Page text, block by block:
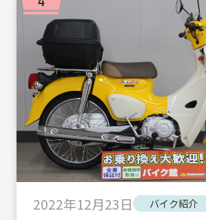
2022年12月23日 バイク紹介